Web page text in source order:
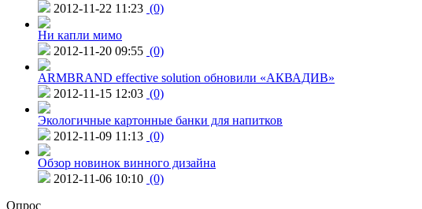
2012-11-22 11:23 (0)
Ни капли мимо
2012-11-20 09:55 (0)
ARMBRAND effective solution обновили «АКВАДИВ»
2012-11-15 12:03 (0)
Экологичные картонные банки для напитков
2012-11-09 11:13 (0)
Обзор новинок винного дизайна
2012-11-06 10:10 (0)
Опрос